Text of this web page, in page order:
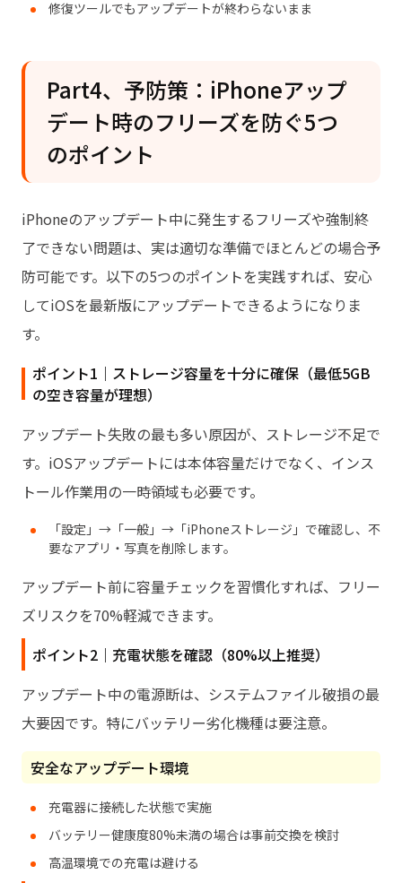
修復ツールでもアップデートが終わらないまま
Part4、予防策：iPhoneアップ
デート時のフリーズを防ぐ5つ
のポイント
iPhoneのアップデート中に発生するフリーズや強制終
了できない問題は、実は適切な準備でほとんどの場合予
防可能です。以下の5つのポイントを実践すれば、安心
してiOSを最新版にアップデートできるようになりま
す。
ポイント1｜ストレージ容量を十分に確保（最低5GB
の空き容量が理想）
アップデート失敗の最も多い原因が、ストレージ不足で
す。iOSアップデートには本体容量だけでなく、インス
トール作業用の一時領域も必要です。
「設定」→「一般」→「iPhoneストレージ」で確認し、不
要なアプリ・写真を削除します。
アップデート前に容量チェックを習慣化すれば、フリー
ズリスクを70%軽減できます。
ポイント2｜充電状態を確認（80%以上推奨）
アップデート中の電源断は、システムファイル破損の最
大要因です。特にバッテリー劣化機種は要注意。
安全なアップデート環境
充電器に接続した状態で実施
バッテリー健康度80%未満の場合は事前交換を検討
高温環境での充電は避ける